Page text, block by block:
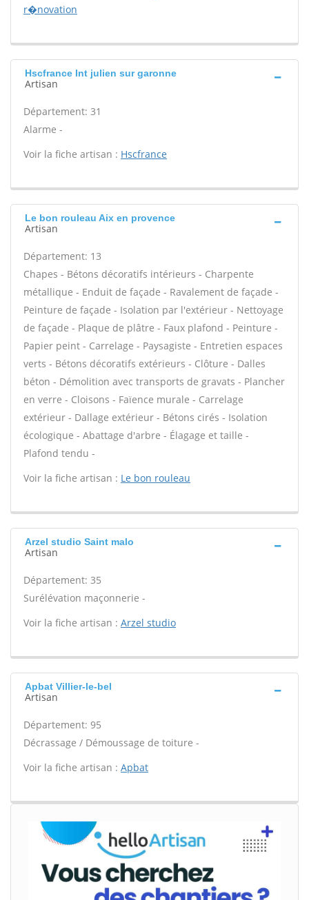
r�novation
Hscfrance Int julien sur garonne
Artisan
Département: 31
Alarme -
Voir la fiche artisan : Hscfrance
Le bon rouleau Aix en provence
Artisan
Département: 13
Chapes - Bétons décoratifs intérieurs - Charpente
métallique - Enduit de façade - Ravalement de façade -
Peinture de façade - Isolation par l'extérieur - Nettoyage
de façade - Plaque de plâtre - Faux plafond - Peinture -
Papier peint - Carrelage - Paysagiste - Entretien espaces
verts - Bétons décoratifs extérieurs - Clôture - Dalles
béton - Démolition avec transports de gravats - Plancher
en verre - Cloisons - Faïence murale - Carrelage
extérieur - Dallage extérieur - Bétons cirés - Isolation
écologique - Abattage d'arbre - Élagage et taille -
Plafond tendu -
Voir la fiche artisan : Le bon rouleau
Arzel studio Saint malo
Artisan
Département: 35
Surélévation maçonnerie -
Voir la fiche artisan : Arzel studio
Apbat Villier-le-bel
Artisan
Département: 95
Décrassage / Démoussage de toiture -
Voir la fiche artisan : Apbat